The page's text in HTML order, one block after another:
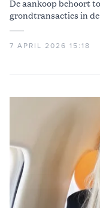
De aankoop behoort
grondtransacties in
7 APRIL 2026 15:18